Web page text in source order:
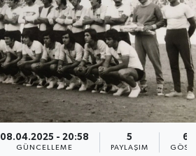
08.04.2025 - 20:58
GÜNCELLEME
5
PAYLAŞIM